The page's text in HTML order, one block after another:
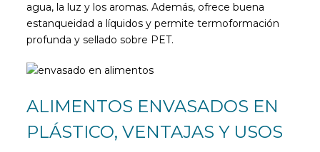
agua, la luz y los aromas. Además, ofrece buena
estanqueidad a líquidos y permite termoformación
profunda y sellado sobre PET.
ALIMENTOS ENVASADOS EN
PLÁSTICO, VENTAJAS Y USOS